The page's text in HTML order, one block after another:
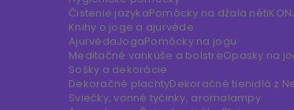
Čistenie jazykaPomôcky na džala néti
Knihy o joge a ajurvéde
AjurvédaJogaPomôcky na jogu
Meditačné vankúše a bolstreOpasky na
Sošky a dekorácie
Dekoračné plachtyDekoračné tienidlá z
Sviečky, vonné tyčinky, aromalampy